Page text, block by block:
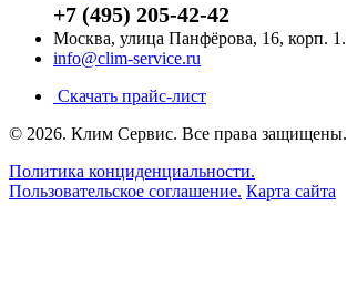
+7 (495) 205-42-42
Москва, улица Панфёрова, 16, корп. 1.
info@clim-service.ru
Скачать прайс-лист
© 2026. Клим Сервис. Все права защищены.
Политика конциденциальности.
Пользовательское соглашение. Карта сайта